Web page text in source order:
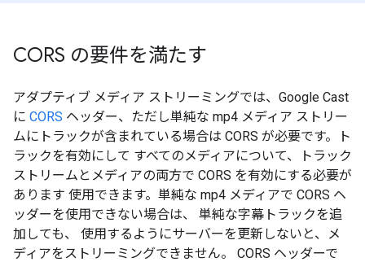
CORS の要件を満たす
アダプティブ メディア ストリーミングでは、Google Cast
に CORS ヘッダー、ただし単純な mp4 メディア ストリー
ムにトラックが含まれている場合は CORS が必要です。ト
ラックを有効にして すべてのメディアについて、トラック
ストリームとメディアの両方で CORS を有効にする必要が
あります 使用できます。単純な mp4 メディアで CORS ヘ
ッダーを使用できない場合は、 単純な字幕トラックを追
加しても、 使用するようにサーバーを更新しないと、メ
ディアをストリーミングできません。 CORS ヘッダーで